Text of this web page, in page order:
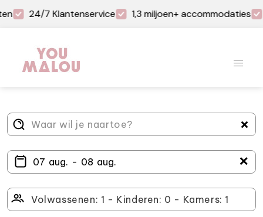
24/7 Klantenservice 1,3 miljoen+ accommodaties
＋